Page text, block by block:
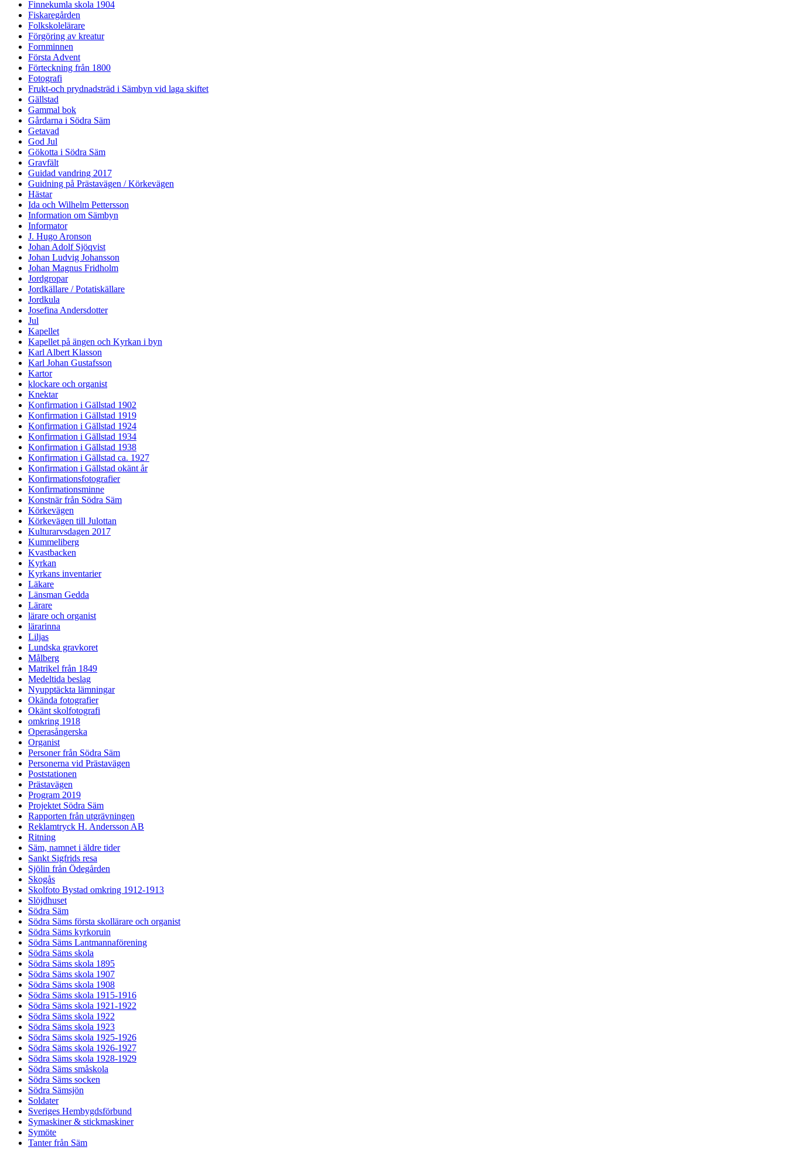
Finnekumla skola 1904
Fiskaregården
Folkskolelärare
Förgöring av kreatur
Fornminnen
Första Advent
Förteckning från 1800
Fotografi
Frukt-och prydnadsträd i Sämbyn vid laga skiftet
Gällstad
Gammal bok
Gårdarna i Södra Säm
Getavad
God Jul
Gökotta i Södra Säm
Gravfält
Guidad vandring 2017
Guidning på Prästavägen / Körkevägen
Hästar
Ida och Wilhelm Pettersson
Information om Sämbyn
Informator
J. Hugo Aronson
Johan Adolf Sjöqvist
Johan Ludvig Johansson
Johan Magnus Fridholm
Jordgropar
Jordkällare / Potatiskällare
Jordkula
Josefina Andersdotter
Jul
Kapellet
Kapellet på ängen och Kyrkan i byn
Karl Albert Klasson
Karl Johan Gustafsson
Kartor
klockare och organist
Knektar
Konfirmation i Gällstad 1902
Konfirmation i Gällstad 1919
Konfirmation i Gällstad 1924
Konfirmation i Gällstad 1934
Konfirmation i Gällstad 1938
Konfirmation i Gällstad ca. 1927
Konfirmation i Gällstad okänt år
Konfirmationsfotografier
Konfirmationsminne
Konstnär från Södra Säm
Körkevägen
Körkevägen till Julottan
Kulturarvsdagen 2017
Kummeliberg
Kvastbacken
Kyrkan
Kyrkans inventarier
Läkare
Länsman Gedda
Lärare
lärare och organist
lärarinna
Liljas
Lundska gravkoret
Målberg
Matrikel från 1849
Medeltida beslag
Nyupptäckta lämningar
Okända fotografier
Okänt skolfotografi
omkring 1918
Operasångerska
Organist
Personer från Södra Säm
Personerna vid Prästavägen
Poststationen
Prästavägen
Program 2019
Projektet Södra Säm
Rapporten från utgrävningen
Reklamtryck H. Andersson AB
Ritning
Säm, namnet i äldre tider
Sankt Sigfrids resa
Sjölin från Ödegården
Skogås
Skolfoto Bystad omkring 1912-1913
Slöjdhuset
Södra Säm
Södra Säms första skollärare och organist
Södra Säms kyrkoruin
Södra Säms Lantmannaförening
Södra Säms skola
Södra Säms skola 1895
Södra Säms skola 1907
Södra Säms skola 1908
Södra Säms skola 1915-1916
Södra Säms skola 1921-1922
Södra Säms skola 1922
Södra Säms skola 1923
Södra Säms skola 1925-1926
Södra Säms skola 1926-1927
Södra Säms skola 1928-1929
Södra Säms småskola
Södra Säms socken
Södra Sämsjön
Soldater
Sveriges Hembygdsförbund
Symaskiner & stickmaskiner
Symöte
Tanter från Säm